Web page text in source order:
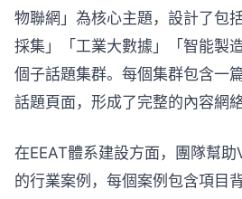
物聯網」為核心主題，設計了包
採集」「工業大數據」「智能製
個子話題集群。每個集群包含一
話題頁面，形成了完整的內容網絡
在EEAT體系建設方面，團隊幫
的行業案例，每個案例包含項目